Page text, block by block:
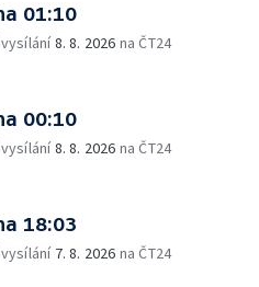
01:10
8. 8. 2026 na ČT24
00:10
8. 8. 2026 na ČT24
18:03
7. 8. 2026 na ČT24